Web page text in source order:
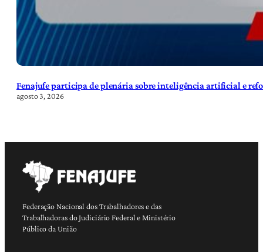
Fenajufe participa de plenária sobre inteligência artificial e
agosto 3, 2026
Federação Nacional dos Trabalhadores e das
Trabalhadoras do Judiciário Federal e Ministério
Público da União